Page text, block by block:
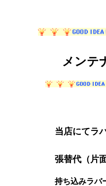
当店にてラ
張替代（片面
持ち込みラバ
メンテ